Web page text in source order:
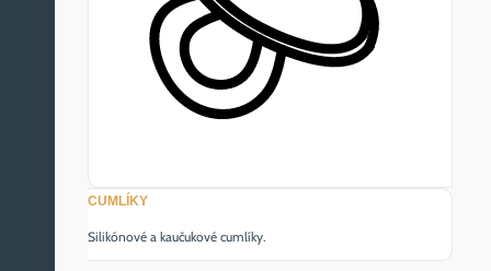
CUMLÍKY
Silikónové a kaučukové cumlíky.